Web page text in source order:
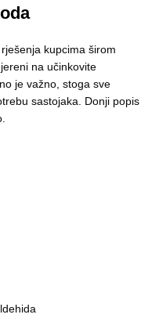
kupcima širom
na učinkovite
je važno, stoga sve
sastojaka. Donji popis